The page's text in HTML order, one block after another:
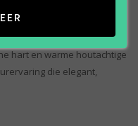
houtachtige basis ook
draagbaar.
hart en warme houtachtige
die elegant,